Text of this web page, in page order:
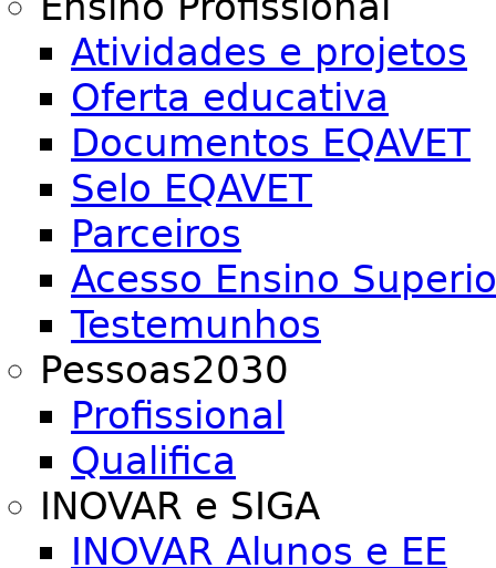
Atividades e projetos
Oferta educativa
Documentos EQAVET
Selo EQAVET
Parceiros
Acesso Ensino
Testemunhos
Pessoas2030
Profissional
Qualifica
INOVAR e SIGA
INOVAR Alunos e EE